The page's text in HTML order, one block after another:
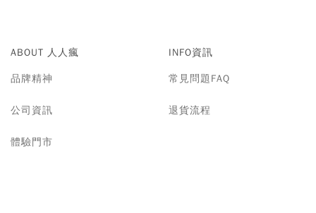
PILLOW
棉
COMFORTER
ABOUT 人人瘋
品牌精神
公司資訊
體驗門市
INFO資訊
常見問題FAQ
退貨流程